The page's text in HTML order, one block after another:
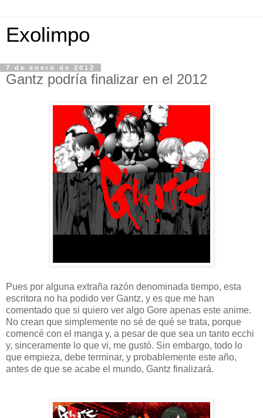
Exolimpo
7 de enero de 2012
Gantz podría finalizar en el 2012
Pues por alguna extraña razón denominada tiempo, esta
escritora no ha podido ver Gantz, y es que me han
comentado que si quiero ver algo Gore apenas este anime.
No crean que simplemente no sé de qué se trata, porque
comencé con el manga y, a pesar de que sea un tanto ecchi
y, sinceramente lo que vi, me gustó. Sin embargo, todo lo
que empieza, debe terminar, y probablemente este año,
antes de que se acabe el mundo, Gantz finalizará.